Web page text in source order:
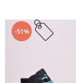
-51%